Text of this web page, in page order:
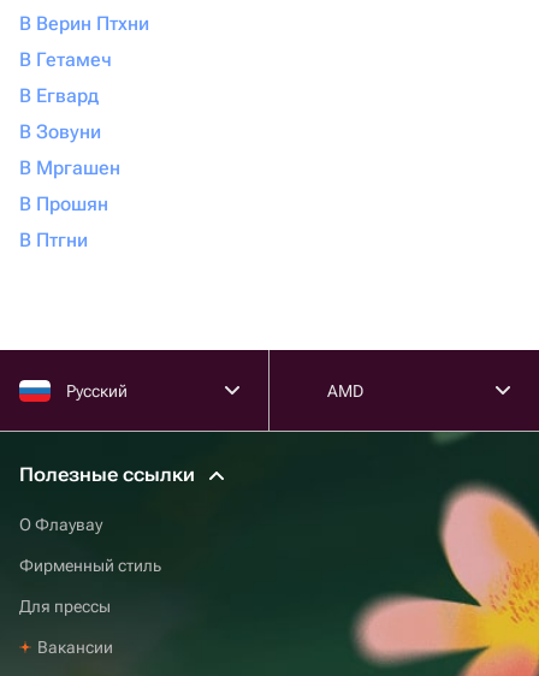
В Верин Птхни
В Гетамеч
В Егвард
В Зовуни
В Мргашен
В Прошян
В Птгни
Русский AMD
Полезные ссылки
О Флаувау
Фирменный стиль
Для прессы
Вакансии